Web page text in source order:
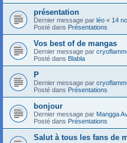
présentation
Dernier message par léo « 14
Posté dans Présentations
Vos best of de mangas
Dernier message par
Posté dans Blabla
P
Dernier message par
Posté dans Présentations
bonjour
Dernier message par Mangga
Posté dans Présentations
Salut à tous les fans de